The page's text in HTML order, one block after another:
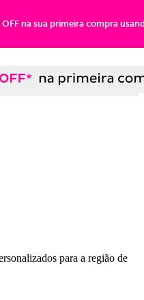
OFF na sua primeira compra
para a região de